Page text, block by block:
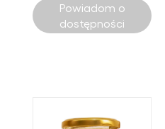
Powiadom o
dostępności